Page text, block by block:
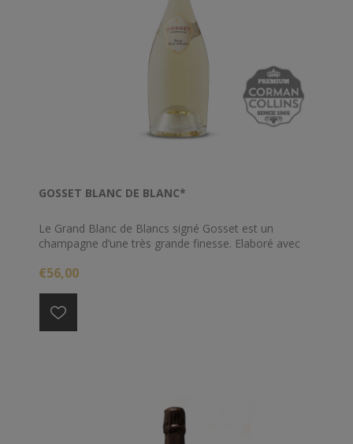
GOSSET BLANC DE BLANC*
Le Grand Blanc de Blancs signé Gosset est un
champagne d’une très grande finesse. Elaboré avec
et grands crus de Avize, Chouilly, Cramant, Mesnil-
d’une remarquable élégance.
€56,00